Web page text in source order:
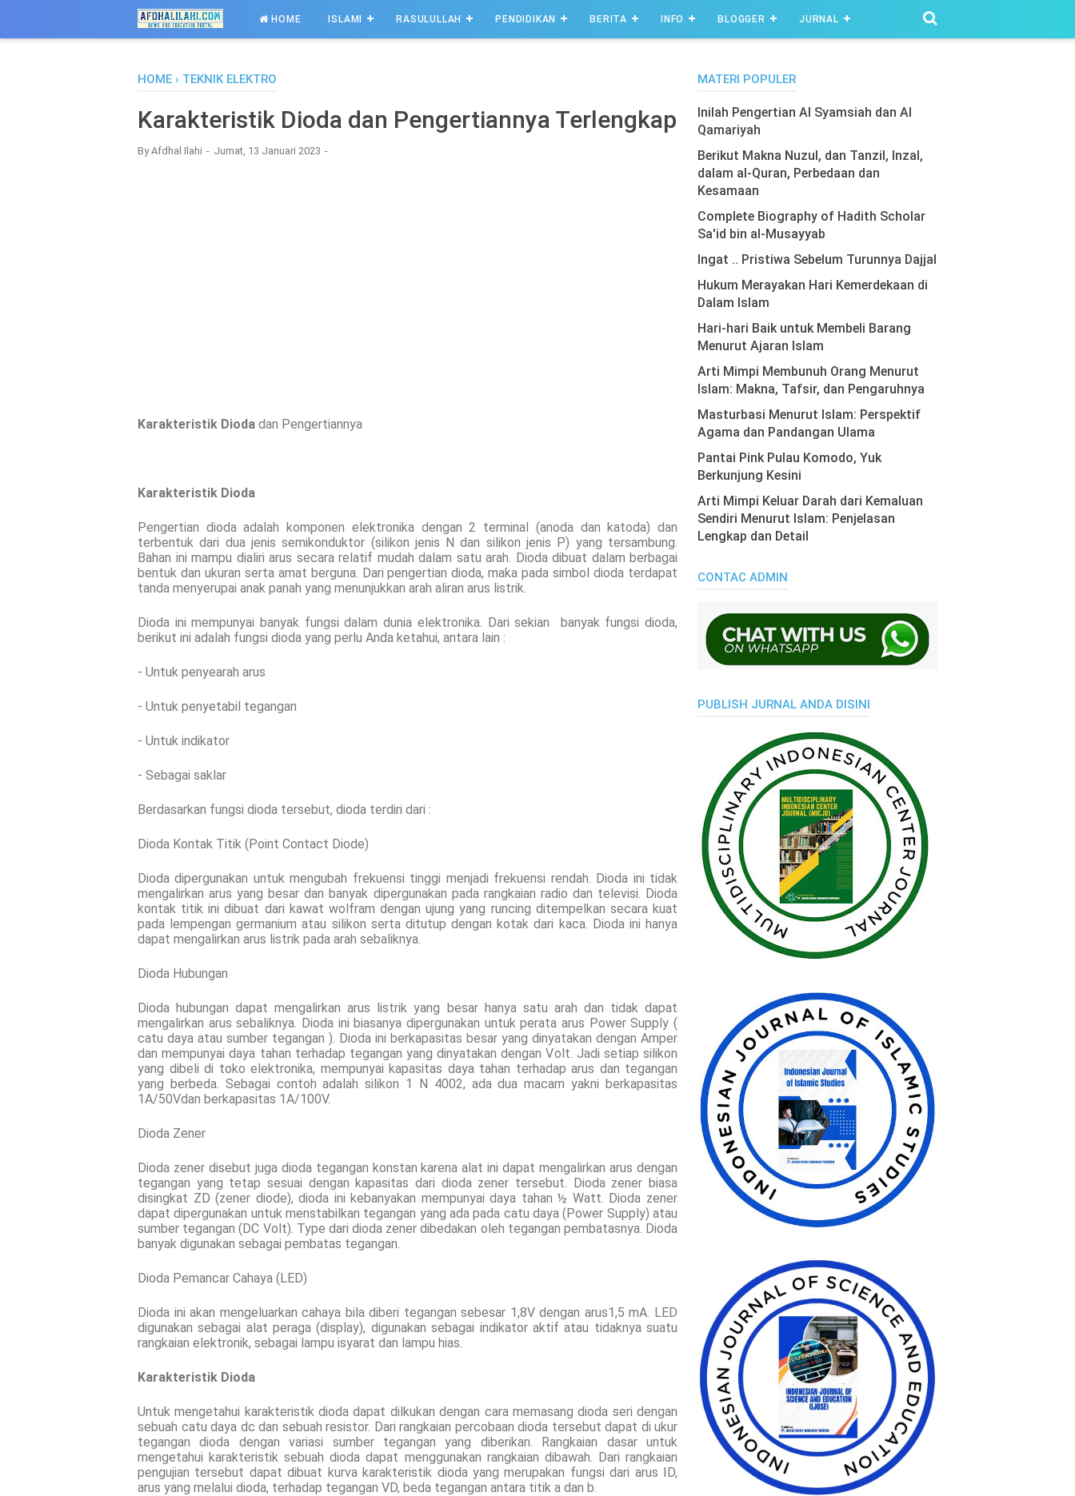
HOME ISLAMI RASULULLAH PENDIDIKAN BERITA INFO BLOGGER JURNAL
HOME › TEKNIK ELEKTRO
Karakteristik Dioda dan Pengertiannya Terlengkap
ByAfdhal Ilahi Jumat, 13 Januari 2023
Karakteristik Dioda dan Pengertiannya
Karakteristik Dioda
Pengertian dioda adalah komponen elektronika dengan 2 terminal (anoda dan katoda) dan
terbentuk dari dua jenis semikonduktor (silikon jenis N dan silikon jenis P) yang tersambung.
Bahan ini mampu dialiri arus secara relatif mudah dalam satu arah. Dioda dibuat dalam berbagai
bentuk dan ukuran serta amat berguna. Dari pengertian dioda, maka pada simbol dioda terdapat
tanda menyerupai anak panah yang menunjukkan arah aliran arus listrik.
Dioda ini mempunyai banyak fungsi dalam dunia elektronika. Dari sekian banyak fungsi dioda,
berikut ini adalah fungsi dioda yang perlu Anda ketahui, antara lain :
- Untuk penyearah arus
- Untuk penyetabil tegangan
- Untuk indikator
- Sebagai saklar
Berdasarkan fungsi dioda tersebut, dioda terdiri dari :
Dioda Kontak Titik (Point Contact Diode)
Dioda dipergunakan untuk mengubah frekuensi tinggi menjadi frekuensi rendah. Dioda ini tidak
mengalirkan arus yang besar dan banyak dipergunakan pada rangkaian radio dan televisi. Dioda
kontak titik ini dibuat dari kawat wolfram dengan ujung yang runcing ditempelkan secara kuat
pada lempengan germanium atau silikon serta ditutup dengan kotak dari kaca. Dioda ini hanya
dapat mengalirkan arus listrik pada arah sebaliknya.
Dioda Hubungan
Dioda hubungan dapat mengalirkan arus listrik yang besar hanya satu arah dan tidak dapat
mengalirkan arus sebaliknya. Dioda ini biasanya dipergunakan untuk perata arus Power Supply (
catu daya atau sumber tegangan ). Dioda ini berkapasitas besar yang dinyatakan dengan Amper
dan mempunyai daya tahan terhadap tegangan yang dinyatakan dengan Volt. Jadi setiap silikon
yang dibeli di toko elektronika, mempunyai kapasitas daya tahan terhadap arus dan tegangan
yang berbeda. Sebagai contoh adalah silikon 1 N 4002, ada dua macam yakni berkapasitas
1A/50Vdan berkapasitas 1A/100V.
Dioda Zener
Dioda zener disebut juga dioda tegangan konstan karena alat ini dapat mengalirkan arus dengan
tegangan yang tetap sesuai dengan kapasitas dari dioda zener tersebut. Dioda zener biasa
disingkat ZD (zener diode), dioda ini kebanyakan mempunyai daya tahan ½ Watt. Dioda zener
dapat dipergunakan untuk menstabilkan tegangan yang ada pada catu daya (Power Supply) atau
sumber tegangan (DC Volt). Type dari dioda zener dibedakan oleh tegangan pembatasnya. Dioda
banyak digunakan sebagai pembatas tegangan.
Dioda Pemancar Cahaya (LED)
Dioda ini akan mengeluarkan cahaya bila diberi tegangan sebesar 1,8V dengan arus1,5 mA. LED
digunakan sebagai alat peraga (display), digunakan sebagai indikator aktif atau tidaknya suatu
rangkaian elektronik, sebagai lampu isyarat dan lampu hias.
Karakteristik Dioda
Untuk mengetahui karakteristik dioda dapat dilkukan dengan cara memasang dioda seri dengan
sebuah catu daya dc dan sebuah resistor. Dari rangkaian percobaan dioda tersebut dapat di ukur
tegangan dioda dengan variasi sumber tegangan yang diberikan. Rangkaian dasar untuk
mengetahui karakteristik sebuah dioda dapat menggunakan rangkaian dibawah. Dari rangkaian
pengujian tersebut dapat dibuat kurva karakteristik dioda yang merupakan fungsi dari arus ID,
arus yang melalui dioda, terhadap tegangan VD, beda tegangan antara titik a dan b.
MATERI POPULER
Inilah Pengertian Al Syamsiah dan Al
Qamariyah
Berikut Makna Nuzul, dan Tanzil, Inzal,
dalam al-Quran, Perbedaan dan
Kesamaan
Complete Biography of Hadith Scholar
Sa'id bin al-Musayyab
Ingat .. Pristiwa Sebelum Turunnya Dajjal
Hukum Merayakan Hari Kemerdekaan di
Dalam Islam
Hari-hari Baik untuk Membeli Barang
Menurut Ajaran Islam
Arti Mimpi Membunuh Orang Menurut
Islam: Makna, Tafsir, dan Pengaruhnya
Masturbasi Menurut Islam: Perspektif
Agama dan Pandangan Ulama
Pantai Pink Pulau Komodo, Yuk
Berkunjung Kesini
Arti Mimpi Keluar Darah dari Kemaluan
Sendiri Menurut Islam: Penjelasan
Lengkap dan Detail
CONTAC ADMIN
PUBLISH JURNAL ANDA DISINI